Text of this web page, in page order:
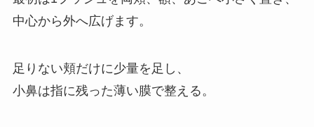
中心から外へ広げます。
足りない頬だけに少量を足し、
小鼻は指に残った薄い膜で整える。